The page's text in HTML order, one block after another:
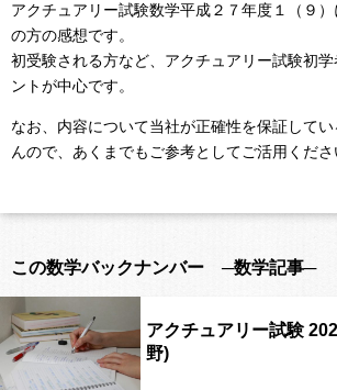
アクチュアリー試験数学平成２７年度１（９
の方の感想です。
初受験される方など、アクチュアリー試験初
ントが中心です。
なお、内容について当社が正確性を保証して
んので、あくまでもご参考としてご活用くださ
この数学バックナンバー ─数学記事─
アクチュアリー試験
野)